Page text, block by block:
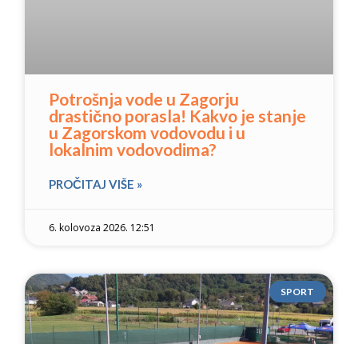
Potrošnja vode u Zagorju
drastično porasla! Kakvo je stanje
u Zagorskom vodovodu i u
lokalnim vodovodima?
PROČITAJ VIŠE »
6. kolovoza 2026. 12:51
SPORT